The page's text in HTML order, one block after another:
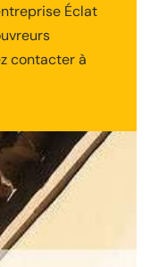
Éclat
contacter à